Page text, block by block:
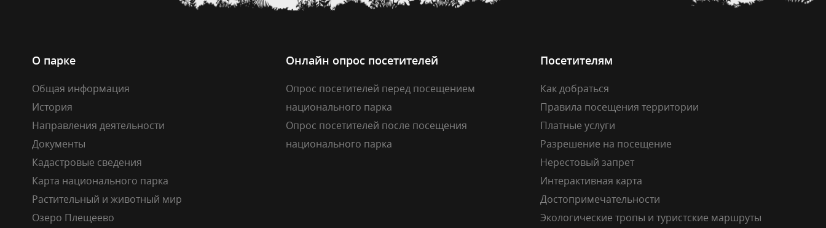
О парке
Общая информация
История
Направления деятельности
Документы
Кадастровые сведения
Карта национального парка
Растительный и животный мир
Озеро Плещеево
Онлайн опрос посетителей
Опрос посетителей перед посещением
национального парка
Опрос посетителей после посещения
национального парка
Посетителям
Как добраться
Правила посещения территории
Платные услуги
Разрешение на посещение
Нерестовый запрет
Интерактивная карта
Достопримечательности
Экологические тропы и туристские маршруты